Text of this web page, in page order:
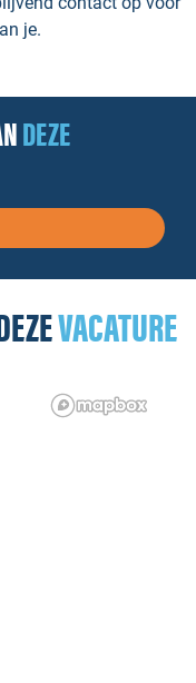
je.
DEZE
VACATURE